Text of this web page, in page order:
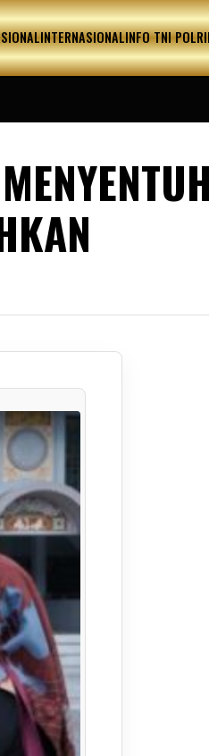
INTERNASIONALINFO TNI POLRI